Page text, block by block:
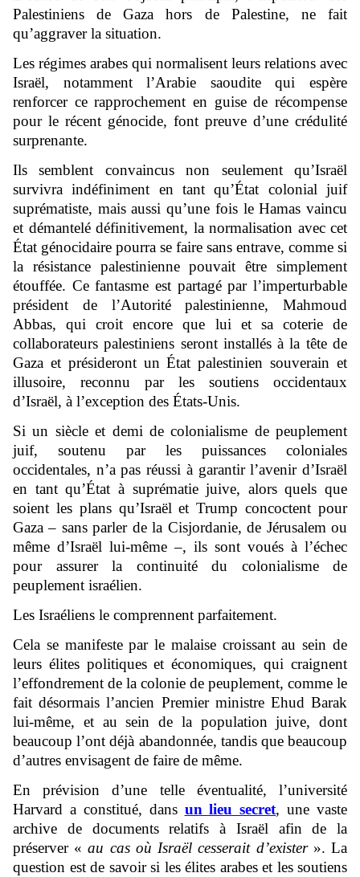
Palestiniens de Gaza hors de Palestine, ne fait
qu’aggraver la situation.
Les régimes arabes qui normalisent leurs relations avec
Israël, notamment l’Arabie saoudite qui espère
renforcer ce rapprochement en guise de récompense
pour le récent génocide, font preuve d’une crédulité
surprenante.
Ils semblent convaincus non seulement qu’Israël
survivra indéfiniment en tant qu’État colonial juif
suprématiste, mais aussi qu’une fois le Hamas vaincu
et démantelé définitivement, la normalisation avec cet
État génocidaire pourra se faire sans entrave, comme si
la résistance palestinienne pouvait être simplement
étouffée. Ce fantasme est partagé par l’imperturbable
président de l’Autorité palestinienne, Mahmoud
Abbas, qui croit encore que lui et sa coterie de
collaborateurs palestiniens seront installés à la tête de
Gaza et présideront un État palestinien souverain et
illusoire, reconnu par les soutiens occidentaux
d’Israël, à l’exception des États-Unis.
Si un siècle et demi de colonialisme de peuplement
juif, soutenu par les puissances coloniales
occidentales, n’a pas réussi à garantir l’avenir d’Israël
en tant qu’État à suprématie juive, alors quels que
soient les plans qu’Israël et Trump concoctent pour
Gaza – sans parler de la Cisjordanie, de Jérusalem ou
même d’Israël lui-même –, ils sont voués à l’échec
pour assurer la continuité du colonialisme de
peuplement israélien.
Les Israéliens le comprennent parfaitement.
Cela se manifeste par le malaise croissant au sein de
leurs élites politiques et économiques, qui craignent
l’effondrement de la colonie de peuplement, comme le
fait désormais l’ancien Premier ministre Ehud Barak
lui-même, et au sein de la population juive, dont
beaucoup l’ont déjà abandonnée, tandis que beaucoup
d’autres envisagent de faire de même.
En prévision d’une telle éventualité, l’université
Harvard a constitué, dans un lieu secret, une vaste
archive de documents relatifs à Israël afin de la
préserver «au cas où Israël cesserait d’exister». La
question est de savoir si les élites arabes et les soutiens